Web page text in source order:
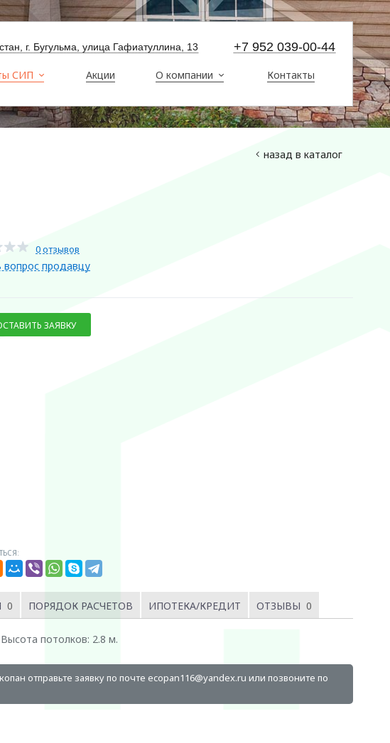
+7 952 039-00-44
г. Бугульма, улица Гафиатуллина, 13
СИП Акции О компании Контакты
назад в каталог
0 отзывов
вопрос продавцу
ЗАЯВКУ
0 ПОРЯДОК РАСЧЕТОВ ИПОТЕКА/КРЕДИТ ОТЗЫВЫ 0
потолков: 2.8 м.
отправьте заявку по почте ecopan116@yandex.ru или позвоните по